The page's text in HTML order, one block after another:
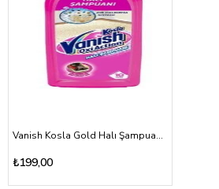
Vanish Kosla Gold Halı Şampuanı Makinede 850ml
₺199,00